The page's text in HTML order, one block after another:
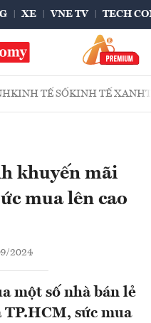
XE VNE TV TECH
KINH TẾ SỐKINH TẾ XANH
khuyến mãi
mua lên cao
2024
một số nhà bán lẻ
sức mua